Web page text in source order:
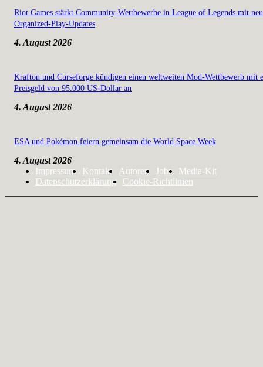
Riot Games stärkt Community-Wettbewerbe in League of Legends mit
Organized-Play-Updates
4. August 2026
Krafton und Curseforge kündigen einen weltweiten Mod-Wettbewerb mit
Preisgeld von 95.000 US-Dollar an
4. August 2026
ESA und Pokémon feiern gemeinsam die World Space Week
4. August 2026
Impressum
Kontakt Autoren Jobs
Media-Kit
Datenschutzerklärung
Cookie-Richtlinien